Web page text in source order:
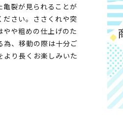
亀裂が見られることが
ださい。ささくれや突
や粗めの仕上げのた
為、移動の際は十分ご
り長くお楽しみいた